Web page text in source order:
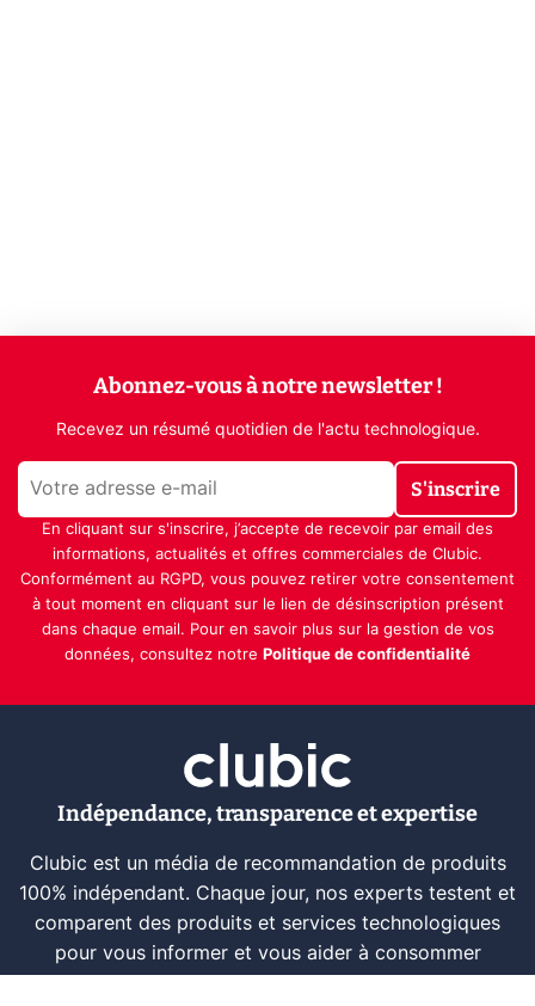
Abonnez-vous à notre newsletter !
Recevez un résumé quotidien de l'actu technologique.
S'inscrire
En cliquant sur s'inscrire, j’accepte de recevoir par email des
informations, actualités et offres commerciales de Clubic.
Conformément au RGPD, vous pouvez retirer votre consentement
à tout moment en cliquant sur le lien de désinscription présent
dans chaque email. Pour en savoir plus sur la gestion de vos
données, consultez notre Politique de confidentialité
Indépendance, transparence et expertise
Clubic est un média de recommandation de produits
100% indépendant. Chaque jour, nos experts testent et
comparent des produits et services technologiques
pour vous informer et vous aider à consommer